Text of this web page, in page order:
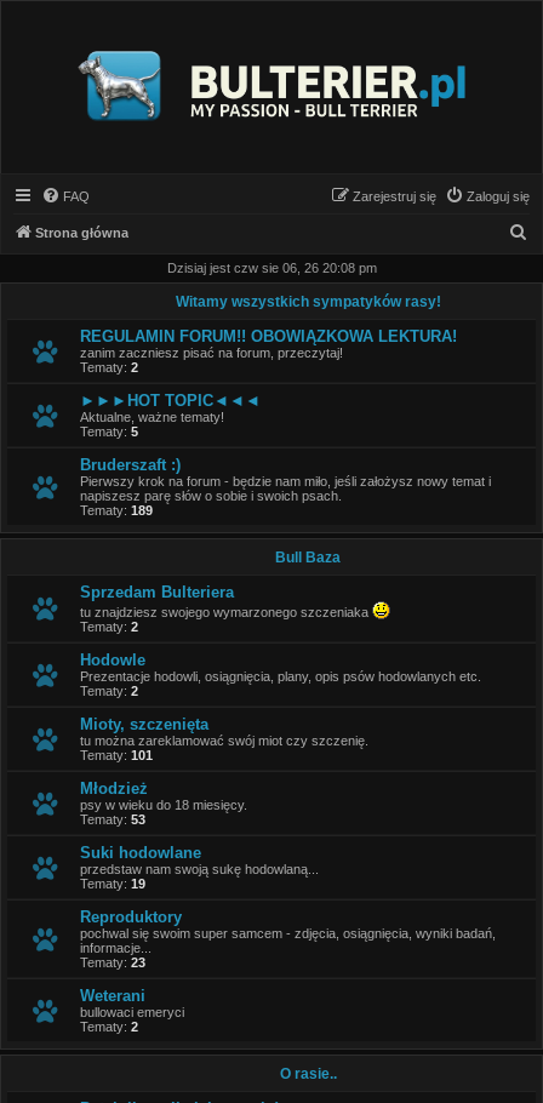
FAQ Zaloguj się
Zarejestruj się
Strona główna
Dzisiaj jest czw sie 06, 26 20:08 pm
Witamy wszystkich sympatyków rasy!
REGULAMIN FORUM!! OBOWIĄZKOWA LEKTURA!
zanim zaczniesz pisać na forum, przeczytaj!
Tematy: 2
►►►HOT TOPIC◄◄◄
Aktualne, ważne tematy!
Tematy: 5
Bruderszaft :)
Pierwszy krok na forum - będzie nam miło, jeśli założysz nowy temat i
napiszesz parę słów o sobie i swoich psach.
Tematy: 189
Bull Baza
Sprzedam Bulteriera
tu znajdziesz swojego wymarzonego szczeniaka
Tematy: 2
Hodowle
Prezentacje hodowli, osiągnięcia, plany, opis psów hodowlanych etc.
Tematy: 2
Mioty, szczenięta
tu można zareklamować swój miot czy szczenię.
Tematy: 101
Młodzież
psy w wieku do 18 miesięcy.
Tematy: 53
Suki hodowlane
przedstaw nam swoją sukę hodowlaną...
Tematy: 19
Reproduktory
pochwal się swoim super samcem - zdjęcia, osiągnięcia, wyniki badań,
informacje...
Tematy: 23
Weterani
bullowaci emeryci
Tematy: 2
O rasie..